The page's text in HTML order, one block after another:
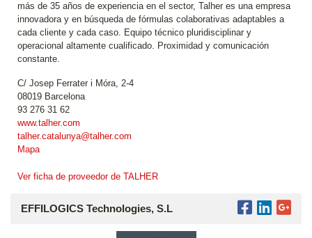
más de 35 años de experiencia en el sector, Talher es una empresa
innovadora y en búsqueda de fórmulas colaborativas adaptables a
cada cliente y cada caso. Equipo técnico pluridisciplinar y
operacional altamente cualificado. Proximidad y comunicación
constante.
C/ Josep Ferrater i Móra, 2-4
08019 Barcelona
93 276 31 62
www.talher.com
talher.catalunya@talher.com
Mapa
Ver ficha de proveedor de TALHER
EFFILOGICS Technologies, S.L